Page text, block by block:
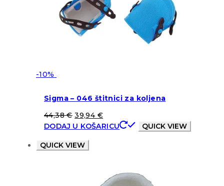
-10%
Sigma – 046 štitnici za koljena
44,38€ 39,94 €
DODAJ U KOŠARICU
QUICK VIEW
QUICK VIEW